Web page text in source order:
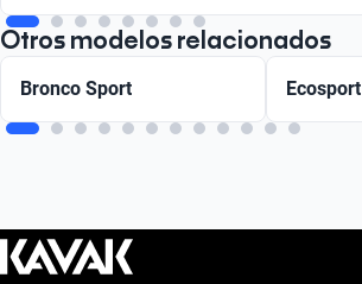
Otros modelos relacionados
Bronco Sport Ecosport